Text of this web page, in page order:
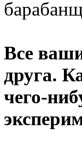
Все
друга.
чего-